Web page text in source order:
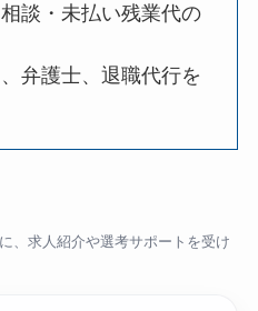
談・未払い残業代の
弁護士、退職代行を
、求人紹介や選考サポートを受け